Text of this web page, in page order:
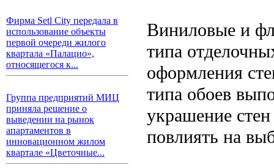
Фирма Setl City передала в
использование объекты
первой очереди жилого
квартала «Палацио»,
относящегося к...
Группа предприятий МИЦ
приняла решение о
выведении на рынок
апартаментов в
инновационном жилом
квартале «Цветочные...
Виниловые и
типа
оформления
типа обоев
украшение
повлиять на